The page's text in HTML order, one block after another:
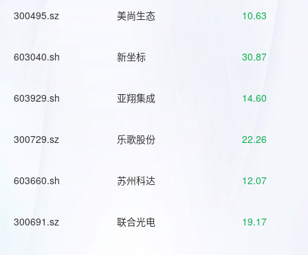
300495.sz 美尚生态 10.63
603040.sh 新坐标 30.87
603929.sh 亚翔集成 14.60
300729.sz 乐歌股份 22.26
603660.sh 苏州科达 12.07
300691.sz 联合光电 19.17